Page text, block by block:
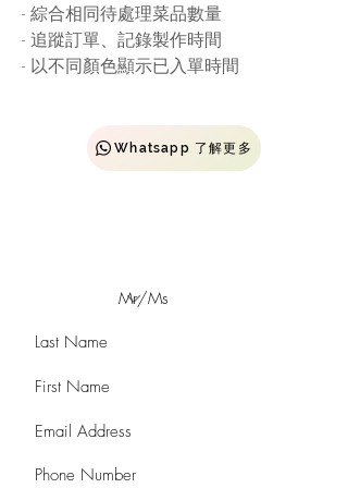
- 綜合相同待處理菜品數量
- 追蹤訂單、記錄製作時間
- 以不同顏色顯示已入單時間
Whatsapp 了解更多